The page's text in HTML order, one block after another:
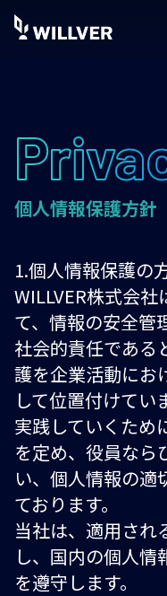
個人情報保護方針
1.個人情報保護の
WILLVER株式会
て、情報の安全管
社会的責任である
護を企業活動にお
して位置付けてい
実践していくため
を定め、役員なら
い、個人情報の適
ております。
当社は、適用され
し、国内の個人
を遵守します。